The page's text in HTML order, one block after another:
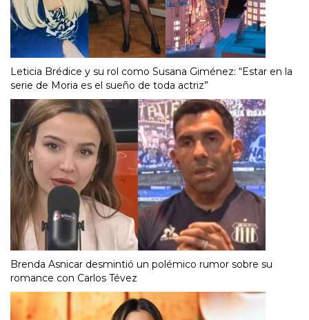
Leticia Brédice y su rol como Susana Giménez: “Estar en la
serie de Moria es el sueño de toda actriz”
Brenda Asnicar desmintió un polémico rumor sobre su
romance con Carlos Tévez